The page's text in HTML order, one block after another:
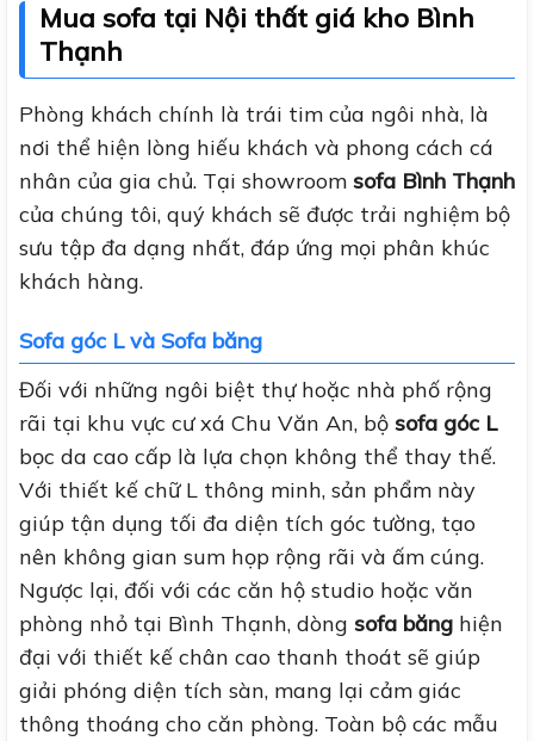
Mua sofa tại Nội thất giá kho Bình
Thạnh
Phòng khách chính là trái tim của ngôi nhà, là
nơi thể hiện lòng hiếu khách và phong cách cá
nhân của gia chủ. Tại showroom sofa Bình Thạnh
của chúng tôi, quý khách sẽ được trải nghiệm bộ
sưu tập đa dạng nhất, đáp ứng mọi phân khúc
khách hàng.
Sofa góc L và Sofa băng
Đối với những ngôi biệt thự hoặc nhà phố rộng
rãi tại khu vực cư xá Chu Văn An, bộ sofa góc L
bọc da cao cấp là lựa chọn không thể thay thế.
Với thiết kế chữ L thông minh, sản phẩm này
giúp tận dụng tối đa diện tích góc tường, tạo
nên không gian sum họp rộng rãi và ấm cúng.
Ngược lại, đối với các căn hộ studio hoặc văn
phòng nhỏ tại Bình Thạnh, dòng sofa băng hiện
đại với thiết kế chân cao thanh thoát sẽ giúp
giải phóng diện tích sàn, mang lại cảm giác
thông thoáng cho căn phòng. Toàn bộ các mẫu